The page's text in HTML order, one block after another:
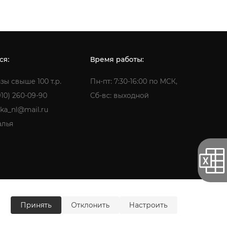
свыше 100 т.р.
260-09-90
Время работы:
Пн-пт: 7:30-16:00 по МСК,
Сб-вс: выходной
Принять Отклонить Настроить